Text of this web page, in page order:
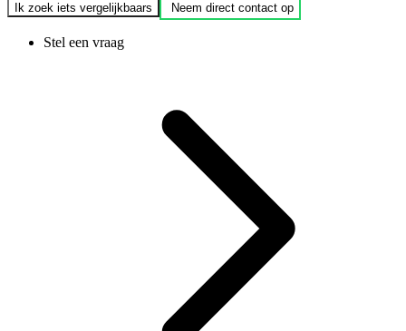
Ik zoek iets vergelijkbaars Neem direct contact op
Stel een vraag